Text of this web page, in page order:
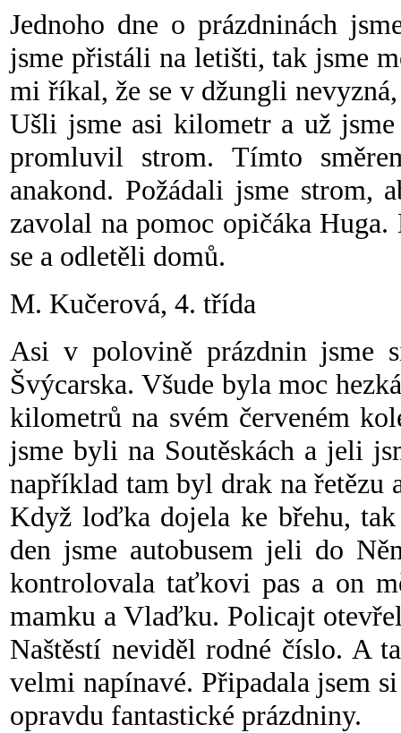
Jednoho dne o prázdninách
jsme přistáli na letišti, tak jsme
mi říkal, že se v džungli
Ušli jsme asi kilometr a už
promluvil strom. Tímto
anakond. Požádali jsme strom,
zavolal na pomoc opičáka
se a odletěli domů.
M. Kučerová, 4. třída
Asi v polovině prázdnin jsme
Švýcarska. Všude byla moc
kilometrů na svém červeném
jsme byli na Soutěskách a jeli
například tam byl drak na řetězu
Když loďka dojela ke břehu,
den jsme autobusem jeli do
kontrolovala taťkovi pas a on
mamku a Vlaďku. Policajt
Naštěstí neviděl rodné číslo. A
velmi napínavé. Připadala jsem
opravdu fantastické prázdniny.